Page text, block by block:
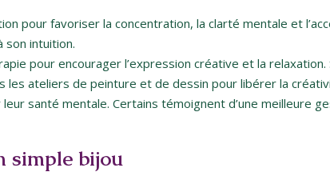
pour favoriser la concentration, la clarté mentale et
son intuition.
pour encourager l’expression créative et la
les ateliers de peinture et de dessin pour libérer la
santé mentale. Certains témoignent d’une meilleure
simple bijou